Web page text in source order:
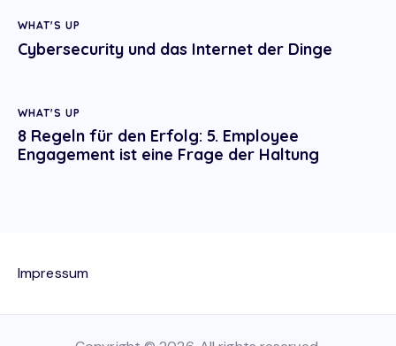
WHAT'S UP
Cybersecurity und das Internet der Dinge
WHAT'S UP
8 Regeln für den Erfolg: 5. Employee
Engagement ist eine Frage der Haltung
Impressum